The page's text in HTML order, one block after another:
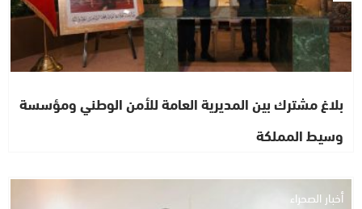
بلاغ مشترك بين المديرية العامة للأمن الوطني ومؤسسة
وسيط المملكة
أخبار الصحراء